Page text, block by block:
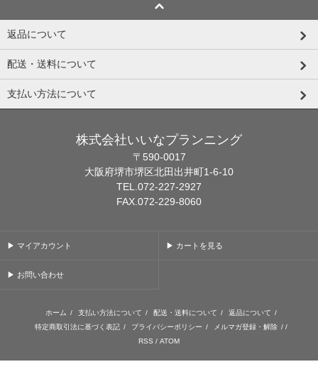
返品について
配送・送料について
支払い方法について
株式会社いいなプランニング
〒590-0017
大阪府堺市堺区北田出井町1-6-10
TEL.072-227-2927
FAX.072-229-8060
▶ マイアカウント ▶ カートを見る
▶ お問い合わせ
ホーム / 支払い方法について / 配送・送料について / 返品について /
特定商取引法に基づく表記 / プライバシーポリシー / メルマガ登録・解除 / /
RSS / ATOM